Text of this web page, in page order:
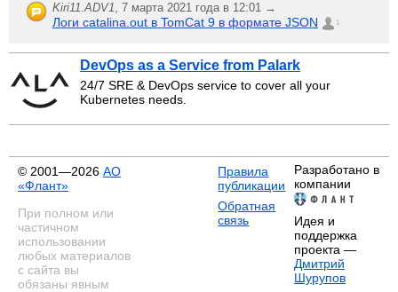
Kiri11.ADV1, 7 марта 2021 года в 12:01 →
Логи catalina.out в TomCat 9 в формате JSON 1
DevOps as a Service from Palark
24/7 SRE & DevOps service to cover all your
Kubernetes needs.
© 2001—2026 АО
«Флант»
При полном или
частичном
использовании
любых материалов
с сайта вы
обязаны явным
Правила
публикации
Обратная
связь
Разработано в
компании
Идея и
поддержка
проекта —
Дмитрий
Шурупов